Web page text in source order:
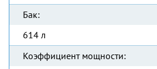
Бак:
614 л
Коэффициент мощности: